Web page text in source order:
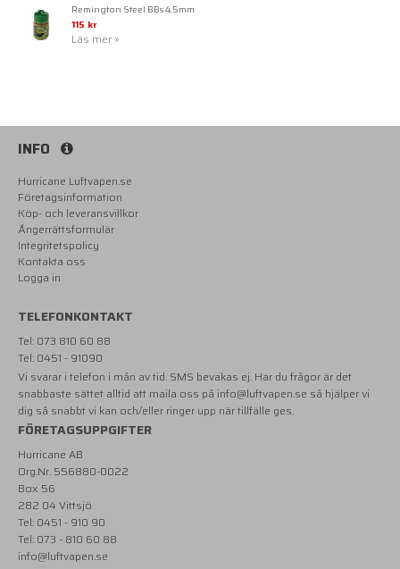
Remington Steel BBs 4,5mm
115 kr
Läs mer »
INFO
Hurricane Luftvapen.se
Företagsinformation
Köp- och leveransvillkor
Ångerrättsformulär
Integritetspolicy
Kontakta oss
Logga in
TELEFONKONTAKT
Tel: 073 810 60 88
Tel: 0451 - 91090
Vi svarar i telefon i mån av tid. SMS bevakas ej. Har du frågor är det
snabbaste sättet alltid att maila oss på info@luftvapen.se så hjälper vi
dig så snabbt vi kan och/eller ringer upp när tillfälle ges.
FÖRETAGSUPPGIFTER
Hurricane AB
Org.Nr. 556880-0022
Box 56
282 04 Vittsjö
Tel: 0451 - 910 90
Tel: 073 - 810 60 88
info@luftvapen.se